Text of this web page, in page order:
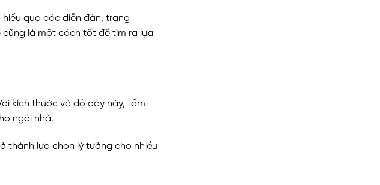
qua các diễn đàn, trang
cũng là một cách tốt để tìm ra lựa
kích thước và độ dày này, tấm
ngôi nhà.
thành lựa chọn lý tưởng cho nhiều